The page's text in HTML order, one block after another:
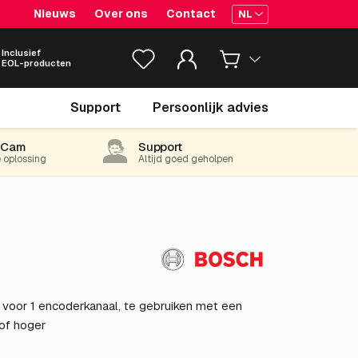
Nieuws Over ons Contact NL
Inclusief
EOL-producten
Support Persoonlijk advies
€ 19.67
Support
Altijd goed geholpen
1 encoderkanaal, te gebruiken met een
hoger